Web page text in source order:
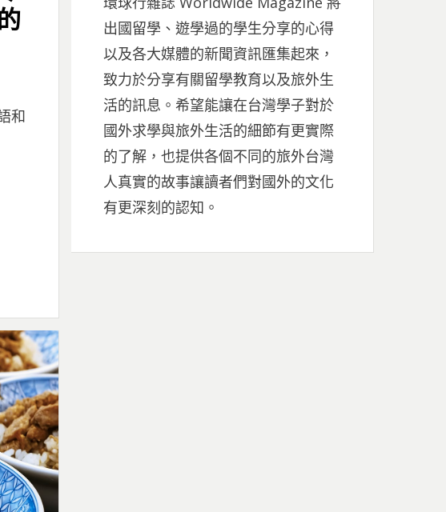
和
出國留學、遊學過的學生分享的心得
以及各大媒體的新聞資訊匯集起來，
致力於分享有關留學教育以及旅外生
活的訊息。希望能讓在台灣學子對於
國外求學與旅外生活的細節有更實際
的了解，也提供各個不同的旅外台灣
人真實的故事讓讀者們對國外的文化
有更深刻的認知。